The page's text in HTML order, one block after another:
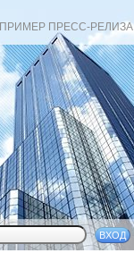
ПРИМЕР ПРЕСС-РЕЛИЗА